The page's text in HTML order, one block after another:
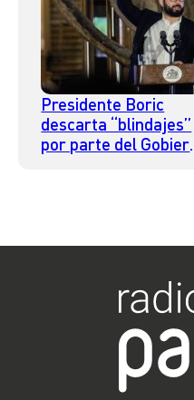
Presidente Boric
descarta “blindajes”
por parte del